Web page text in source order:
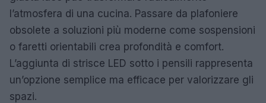
l’atmosfera di una cucina. Passare da plafoniere
obsolete a soluzioni più moderne come sospensioni
o faretti orientabili crea profondità e comfort.
L’aggiunta di strisce LED sotto i pensili rappresenta
un’opzione semplice ma efficace per valorizzare gli
spazi.